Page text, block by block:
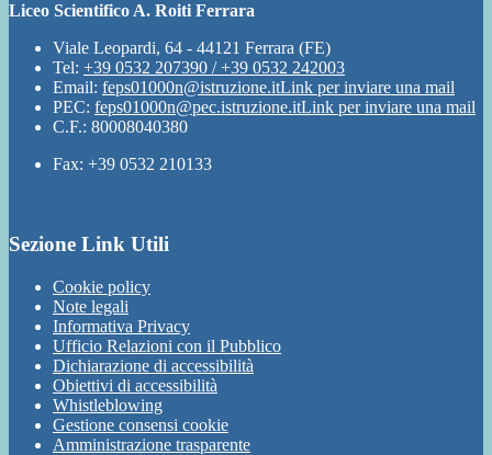
Liceo Scientifico A. Roiti Ferrara
Viale Leopardi, 64 - 44121 Ferrara (FE)
Tel: +39 0532 207390 / +39 0532 242003
Email: feps01000n@istruzione.itLink per inviare una mail
PEC: feps01000n@pec.istruzione.itLink per inviare una mail
C.F.: 80008040380
Fax: +39 0532 210133
Sezione Link Utili
Cookie policy
Note legali
Informativa Privacy
Ufficio Relazioni con il Pubblico
Dichiarazione di accessibilità
Obiettivi di accessibilità
Whistleblowing
Gestione consensi cookie
Amministrazione trasparente